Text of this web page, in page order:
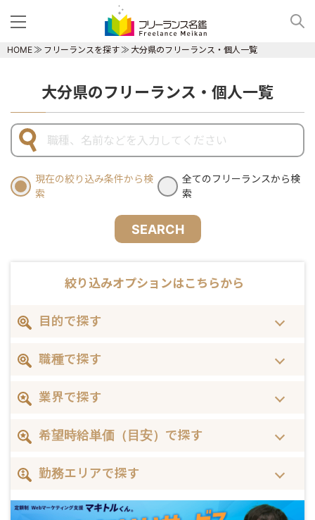
HOME フリーランスを探す 大分県のフリーランス・個人一覧
大分県のフリーランス・個人一覧
現在の絞り込み条件から検
索
全てのフリーランスから検
索
SEARCH
絞り込みオプションはこちらから
目的で探す
職種で探す
業界で探す
希望時給単価（目安）で探す
勤務エリアで探す